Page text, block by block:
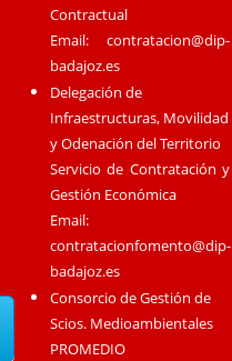
Contractual
Email:contratacion@dip-
badajoz.es
Delegación de
Infraestructuras, Movilidad
y Odenación del Territorio
Servicio de Contratación y
Gestión Económica
Email:
contratacionfomento@dip-
badajoz.es
Consorcio de Gestión de
Scios. Medioambientales
PROMEDIO